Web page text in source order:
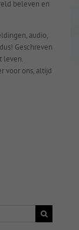
beleven en
audio,
Geschreven
leven.
voor ons, altijd